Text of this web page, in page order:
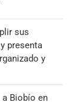
sus
presenta
y
Biobío en